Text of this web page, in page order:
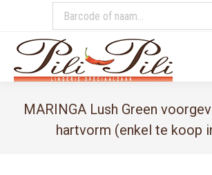
MARINGA Lush Green
hartvorm (enkel te koop